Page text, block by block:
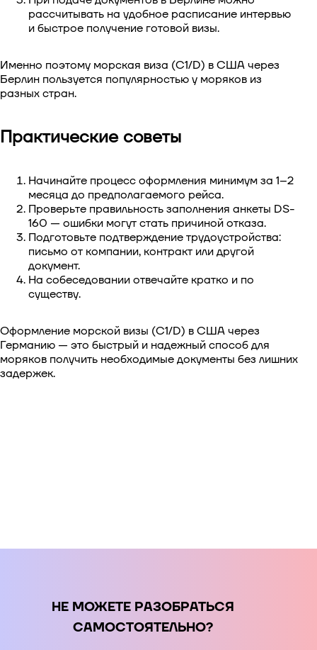
рассчитывать на удобное расписание интервью
и быстрое получение готовой визы.
Именно поэтому морская виза (C1/D) в США через
Берлин пользуется популярностью у моряков из
разных стран.
Практические советы
Начинайте процесс оформления минимум за 1–2
месяца до предполагаемого рейса.
Проверьте правильность заполнения анкеты DS-
160 — ошибки могут стать причиной отказа.
Подготовьте подтверждение трудоустройства:
письмо от компании, контракт или другой
документ.
На собеседовании отвечайте кратко и по
существу.
Оформление морской визы (C1/D) в США через
Германию — это быстрый и надежный способ для
моряков получить необходимые документы без лишних
задержек.
НЕ МОЖЕТЕ РАЗОБРАТЬСЯ
САМОСТОЯТЕЛЬНО?